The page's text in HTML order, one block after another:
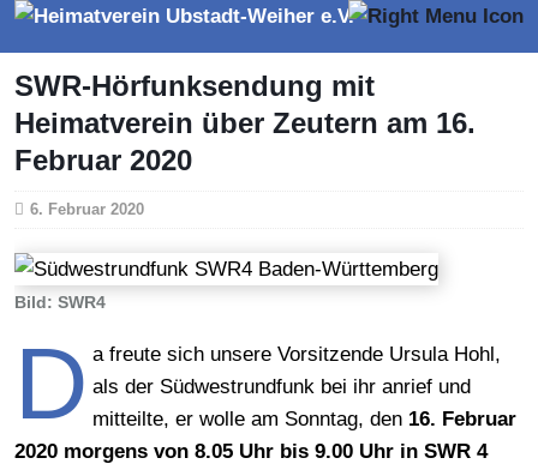
SWR-Hörfunksendung mit
Heimatverein über Zeutern am 16.
Februar 2020
6. Februar 2020
Bild: SWR4
D a freute sich unsere Vorsitzende Ursula Hohl,
als der Südwestrundfunk bei ihr anrief und
mitteilte, er wolle am Sonntag, den 16. Februar
2020 morgens von 8.05 Uhr bis 9.00 Uhr in SWR 4